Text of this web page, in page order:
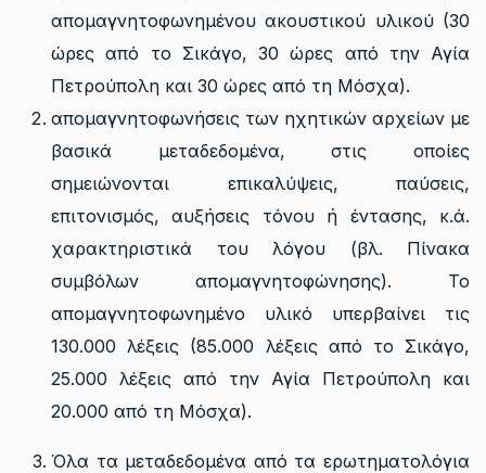
απομαγνητοφωνημένου ακουστικού υλικού (30
ώρες από το Σικάγο, 30 ώρες από την Αγία
Πετρούπολη και 30 ώρες από τη Μόσχα).
απομαγνητοφωνήσεις των ηχητικών αρχείων με
βασικά μεταδεδομένα, στις οποίες
σημειώνονται επικαλύψεις, παύσεις,
επιτονισμός, αυξήσεις τόνου ή έντασης, κ.ά.
χαρακτηριστικά του λόγου (βλ. Πίνακα
συμβόλων απομαγνητοφώνησης). Το
απομαγνητοφωνημένο υλικό υπερβαίνει τις
130.000 λέξεις (85.000 λέξεις από το Σικάγο,
25.000 λέξεις από την Αγία Πετρούπολη και
20.000 από τη Μόσχα).
Όλα τα μεταδεδομένα από τα ερωτηματολόγια